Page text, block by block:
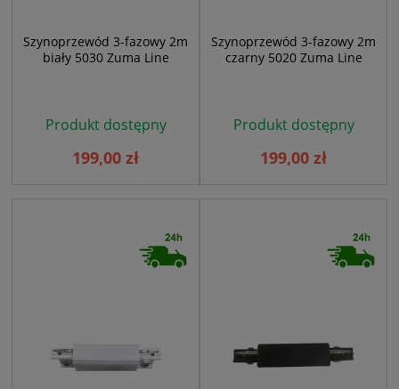
Szynoprzewód 3-fazowy 2m
biały 5030 Zuma Line
Produkt dostępny
199,00 zł
Szynoprzewód 3-fazowy 2m
czarny 5020 Zuma Line
Produkt dostępny
199,00 zł